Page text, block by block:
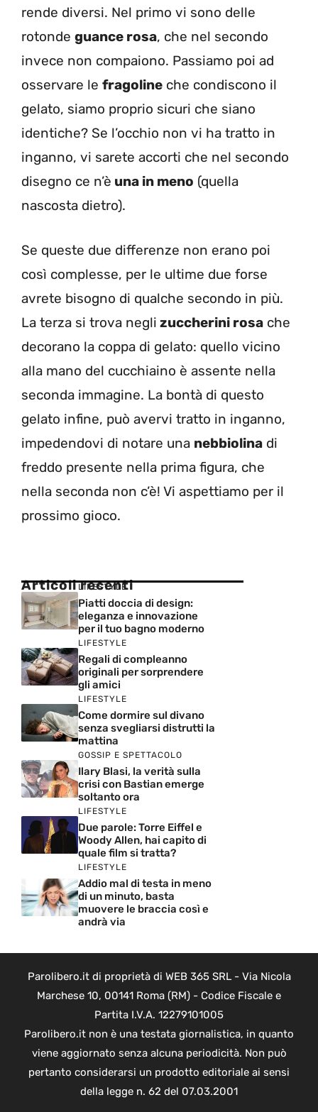
rende diversi. Nel primo vi sono delle
rotonde guance rosa, che nel secondo
invece non compaiono. Passiamo poi ad
osservare le fragoline che condiscono il
gelato, siamo proprio sicuri che siano
identiche? Se l’occhio non vi ha tratto in
inganno, vi sarete accorti che nel secondo
disegno ce n’è una in meno (quella
nascosta dietro).
Se queste due differenze non erano poi
così complesse, per le ultime due forse
avrete bisogno di qualche secondo in più.
La terza si trova negli zuccherini rosa che
decorano la coppa di gelato: quello vicino
alla mano del cucchiaino è assente nella
seconda immagine. La bontà di questo
gelato infine, può avervi tratto in inganno,
impedendovi di notare una nebbiolina di
freddo presente nella prima figura, che
nella seconda non c’è! Vi aspettiamo per il
prossimo gioco.
Articoli recenti
LIFESTYLE
Piatti doccia di design:
eleganza e innovazione
per il tuo bagno moderno
LIFESTYLE
Regali di compleanno
originali per sorprendere
gli amici
LIFESTYLE
Come dormire sul divano
senza svegliarsi distrutti la
mattina
GOSSIP E SPETTACOLO
Ilary Blasi, la verità sulla
crisi con Bastian emerge
soltanto ora
LIFESTYLE
Due parole: Torre Eiffel e
Woody Allen, hai capito di
quale film si tratta?
LIFESTYLE
Addio mal di testa in meno
di un minuto, basta
muovere le braccia così e
andrà via
Parolibero.it di proprietà di WEB 365 SRL - Via Nicola
Marchese 10, 00141 Roma (RM) - Codice Fiscale e
Partita I.V.A. 12279101005
Parolibero.it non è una testata giornalistica, in quanto
viene aggiornato senza alcuna periodicità. Non può
pertanto considerarsi un prodotto editoriale ai sensi
della legge n. 62 del 07.03.2001